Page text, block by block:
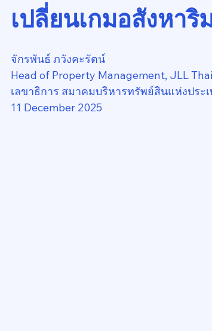
เปลี่ยนเกมอสังหาริ
จักรพันธ์ ภวังคะรัตน์
Head of Property Management, JLL
เลขาธิการ สมาคมบริหารทรัพย์สินแห่งประ
11 December 2025